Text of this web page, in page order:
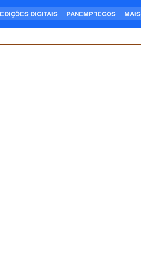
EDIÇÕES DIGITAIS PANEMPREGOS